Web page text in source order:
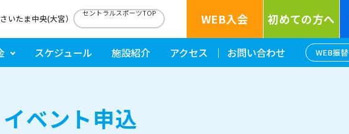
いたま中央(大宮） セントラルスポーツTOP WEB入会 初めての方へ
スケジュール 施設紹介 アクセス お問い合わせ WEB振替
ベント申込